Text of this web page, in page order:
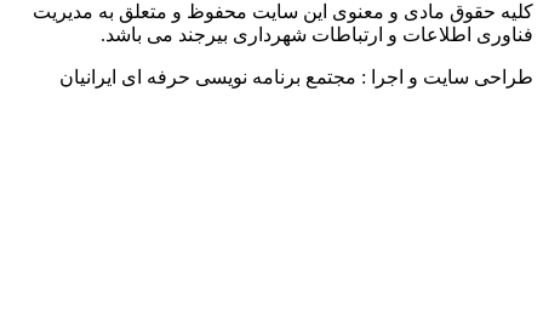
مادی و معنوی این سایت محفوظ و متعلق به مدیریت
و ارتباطات شهرداری بیرجند می باشد.
و اجرا : مجتمع برنامه نویسی حرفه ای ایرانیان